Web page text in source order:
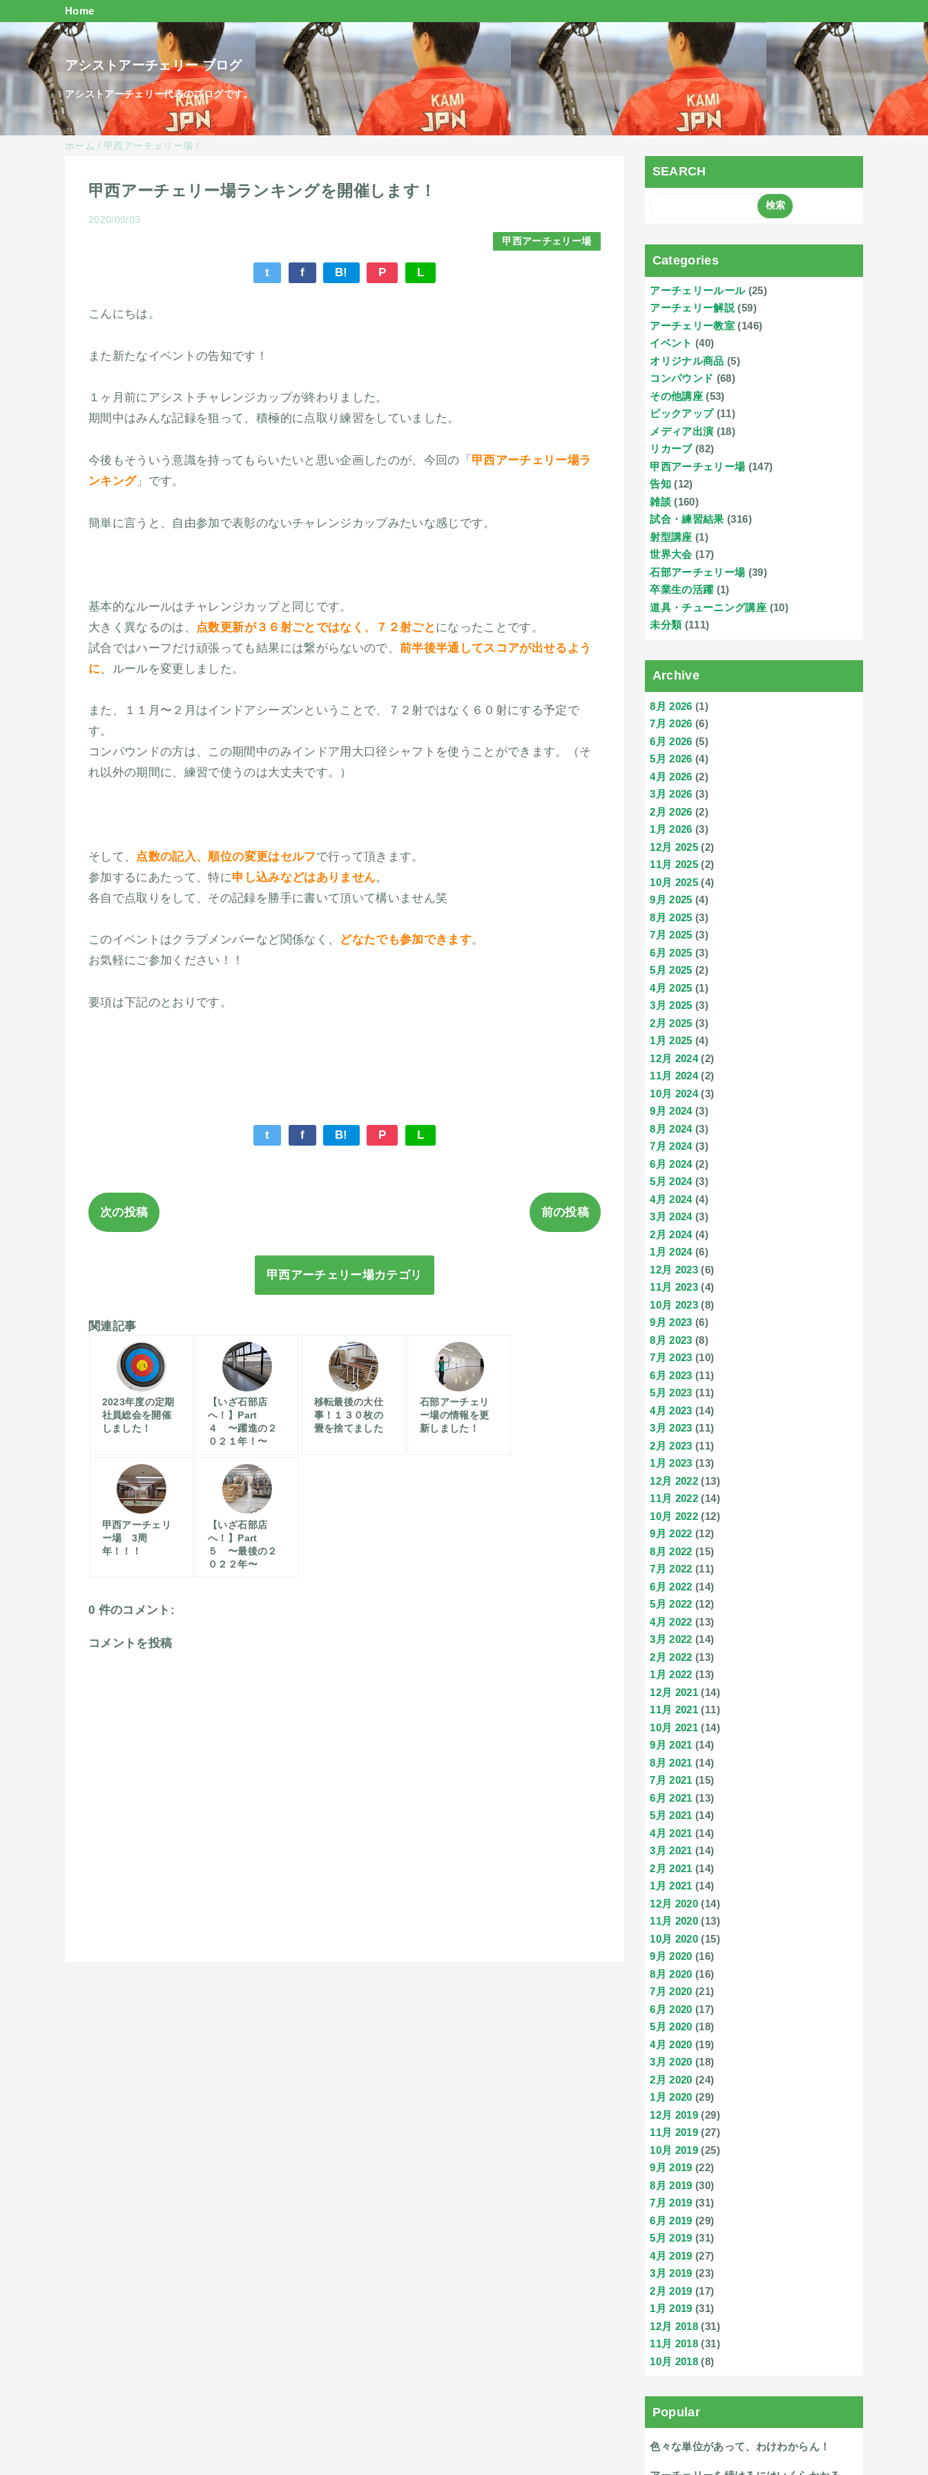
Home
アシストアーチェリー ブログ
アシストアーチェリー代表のブログです。
ホーム / 甲西アーチェリー場 /
甲西アーチェリー場ランキングを開催します！
2020/09/03
甲西アーチェリー場
t f B! P L
こんにちは。
また新たなイベントの告知です！
１ヶ月前にアシストチャレンジカップが終わりました。
期間中はみんな記録を狙って、積極的に点取り練習をしていました。
今後もそういう意識を持ってもらいたいと思い企画したのが、今回の「 甲西アーチェリー場ラ
ンキング」です。
簡単に言うと、自由参加で表彰のないチャレンジカップみたいな感じです。
基本的なルールはチャレンジカップと同じです。
大きく異なるのは、 点数更新が３６射ごとではなく、７２射ごとになったことです。
試合ではハーフだけ頑張っても結果には繋がらないので、 前半後半通してスコアが出せるよう
に、ルールを変更しました。
また、１１月〜２月はインドアシーズンということで、７２射ではなく６０射にする予定で
す。
コンパウンドの方は、この期間中のみインドア用大口径シャフトを使うことができます。（そ
れ以外の期間に、練習で使うのは大丈夫です。）
そして、 点数の記入、順位の変更はセルフで行って頂きます。
参加するにあたって、特に申し込みなどはありません。
各自で点取りをして、その記録を勝手に書いて頂いて構いません笑
このイベントはクラブメンバーなど関係なく、 どなたでも参加できます。
お気軽にご参加ください！！
要項は下記のとおりです。
t f B! P L
次の投稿 前の投稿
甲西アーチェリー場カテゴリ
関連記事
2023年度の定期
社員総会を開催
しました！
【いざ石部店
へ！】Part
４ 〜躍進の２
０２１年！〜
移転最後の大仕
事！１３０枚の
畳を捨てました
石部アーチェリ
ー場の情報を更
新しました！
甲西アーチェリ
ー場 3周
年！！！
【いざ石部店
へ！】Part
５ 〜最後の２
０２２年〜
0 件のコメント:
コメントを投稿
SEARCH
Categories
アーチェリールール (25)
アーチェリー解説 (59)
アーチェリー教室 (146)
イベント (40)
オリジナル商品 (5)
コンパウンド (68)
その他講座 (53)
ピックアップ (11)
メディア出演 (18)
リカーブ (82)
甲西アーチェリー場 (147)
告知 (12)
雑談 (160)
試合・練習結果 (316)
射型講座 (1)
世界大会 (17)
石部アーチェリー場 (39)
卒業生の活躍 (1)
道具・チューニング講座 (10)
未分類 (111)
Archive
8月 2026 (1)
7月 2026 (6)
6月 2026 (5)
5月 2026 (4)
4月 2026 (2)
3月 2026 (3)
2月 2026 (2)
1月 2026 (3)
12月 2025 (2)
11月 2025 (2)
10月 2025 (4)
9月 2025 (4)
8月 2025 (3)
7月 2025 (3)
6月 2025 (3)
5月 2025 (2)
4月 2025 (1)
3月 2025 (3)
2月 2025 (3)
1月 2025 (4)
12月 2024(2)
11月 2024(2)
10月 2024(3)
9月 2024(3)
8月 2024(3)
7月 2024(3)
6月 2024(2)
5月 2024(3)
4月 2024(4)
3月 2024(3)
2月 2024(4)
1月 2024(6)
12月 2023 (6)
11月 2023 (4)
10月 2023 (8)
9月 2023 (6)
8月 2023 (8)
7月 2023 (10)
6月 2023 (11)
5月 2023 (11)
4月 2023 (14)
3月 2023 (11)
2月 2023 (11)
1月 2023 (13)
12月 2022 (13)
11月 2022 (14)
10月 2022 (12)
9月 2022 (12)
8月 2022 (15)
7月 2022 (11)
6月 2022 (14)
5月 2022 (12)
4月 2022 (13)
3月 2022 (14)
2月 2022 (13)
1月 2022 (13)
12月 2021 (14)
11月 2021 (11)
10月 2021 (14)
9月 2021 (14)
8月 2021 (14)
7月 2021 (15)
6月 2021 (13)
5月 2021 (14)
4月 2021 (14)
3月 2021 (14)
2月 2021 (14)
1月 2021 (14)
12月 2020 (14)
11月 2020 (13)
10月 2020 (15)
9月 2020 (16)
8月 2020 (16)
7月 2020 (21)
6月 2020 (17)
5月 2020 (18)
4月 2020 (19)
3月 2020 (18)
2月 2020 (24)
1月 2020 (29)
12月 2019 (29)
11月 2019 (27)
10月 2019 (25)
9月 2019 (22)
8月 2019 (30)
7月 2019 (31)
6月 2019 (29)
5月 2019 (31)
4月 2019 (27)
3月 2019 (23)
2月 2019 (17)
1月 2019 (31)
12月 2018 (31)
11月 2018 (31)
10月 2018 (8)
Popular
色々な単位があって、わけわからん！